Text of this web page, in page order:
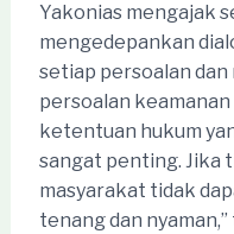
Yakonias mengajak
mengedepankan
setiap persoalan
persoalan
ketentuan hukum
sangat penting. Jika
masyarakat tidak
tenang dan